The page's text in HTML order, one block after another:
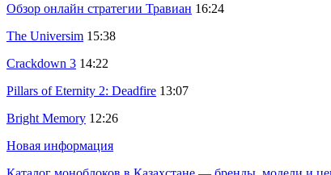
Обзор онлайн стратегии Травиан 16:24
The Universim 15:38
Crackdown 3 14:22
Pillars of Eternity 2: Deadfire 13:07
Bright Memory 12:26
Новая информация